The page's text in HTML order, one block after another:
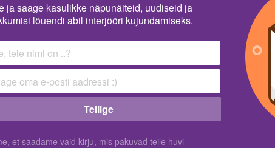
Sorteeri:
ja saage kasulikke näpunäiteid, uudiseid ja
lõuendi abil interjööri kujundamiseks.
Tellige
et saadame vaid kirju, mis pakuvad teile huvi